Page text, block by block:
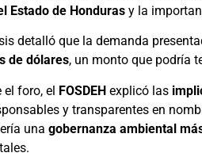
Estado de Honduras y la
detalló que la demanda
de dólares, un monto que podría
el foro, el FOSDEH explicó las
y transparentes en
una gobernanza ambiental